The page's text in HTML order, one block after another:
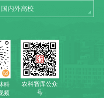
国内外高校
科
频
农科智库公众
号